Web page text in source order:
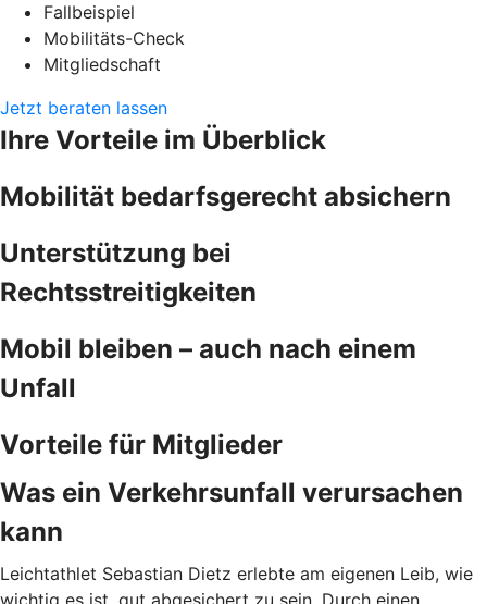
Fallbeispiel
Mobilitäts-Check
Mitgliedschaft
Jetzt beraten lassen
Ihre Vorteile im Überblick
Mobilität bedarfsgerecht absichern
Unterstützung bei
Rechtsstreitigkeiten
Mobil bleiben – auch nach einem
Unfall
Vorteile für Mitglieder
Was ein Verkehrsunfall verursachen
kann
Leichtathlet Sebastian Dietz erlebte am eigenen Leib, wie
wichtig es ist, gut abgesichert zu sein. Durch einen